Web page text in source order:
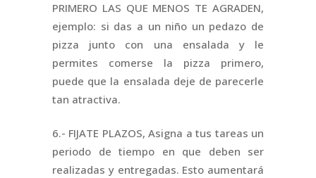
PRIMERO LAS QUE MENOS TE AGRADEN,
ejemplo: si das a un niño un pedazo de
pizza junto con una ensalada y le
permites comerse la pizza primero,
puede que la ensalada deje de parecerle
tan atractiva.
6.- FIJATE PLAZOS, Asigna a tus tareas un
periodo de tiempo en que deben ser
realizadas y entregadas. Esto aumentará